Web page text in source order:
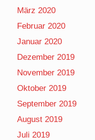
März 2020
Februar 2020
Januar 2020
Dezember 2019
November 2019
Oktober 2019
September 2019
August 2019
Juli 2019